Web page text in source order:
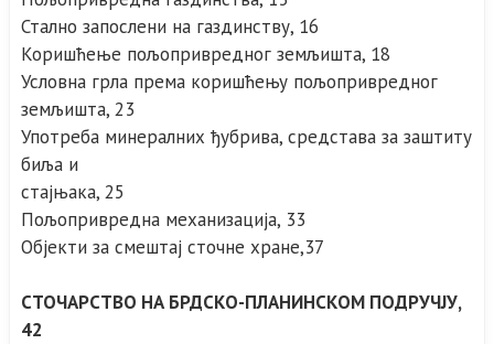
Стално запослени на газдинству, 16
Коришћење пољопривредног земљишта, 18
Условна грла према коришћењу пољопривредног
земљишта, 23
Употреба минералних ђубрива, средстава за заштиту
биља и
стајњака, 25
Пољопривредна механизација, 33
Објекти за смештај сточне хране,37
СТОЧАРСТВО НА БРДСКО-ПЛАНИНСКОМ ПОДРУЧЈУ,
42